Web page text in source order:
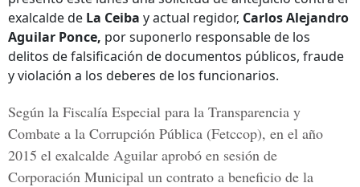
exalcalde de La Ceiba y actual regidor, Carlos Alejandro
Aguilar Ponce, por suponerlo responsable de los
delitos de falsificación de documentos públicos, fraude
y violación a los deberes de los funcionarios.
Según la Fiscalía Especial para la Transparencia y
Combate a la Corrupción Pública (Fetccop), en el año
2015 el exalcalde Aguilar aprobó en sesión de
Corporación Municipal un contrato a beneficio de la